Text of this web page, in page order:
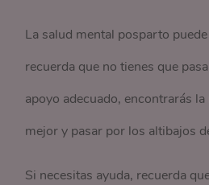
La salud mental posparto
recuerda que no tienes que
apoyo adecuado, encontrarás
mejor y pasar por los altibajos
Si necesitas ayuda, recuerda